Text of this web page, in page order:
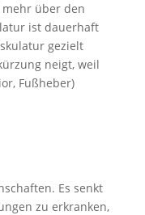
über den
ist dauerhaft
gezielt
neigt, weil
Fußheber)
Es senkt
zu erkranken,